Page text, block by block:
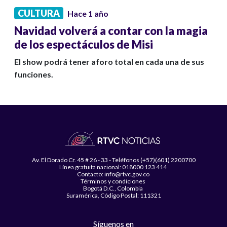
CULTURA Hace 1 año
Navidad volverá a contar con la magia
de los espectáculos de Misi
El show podrá tener aforo total en cada una de sus
funciones.
Av. El Dorado Cr. 45 # 26 - 33 - Teléfonos (+57)(601) 2200700
Línea gratuita nacional: 018000 123 414
Contacto: info@rtvc.gov.co
Términos y condiciones
Bogotá D.C., Colombia
Suramérica, Código Postal: 111321
Síguenos en